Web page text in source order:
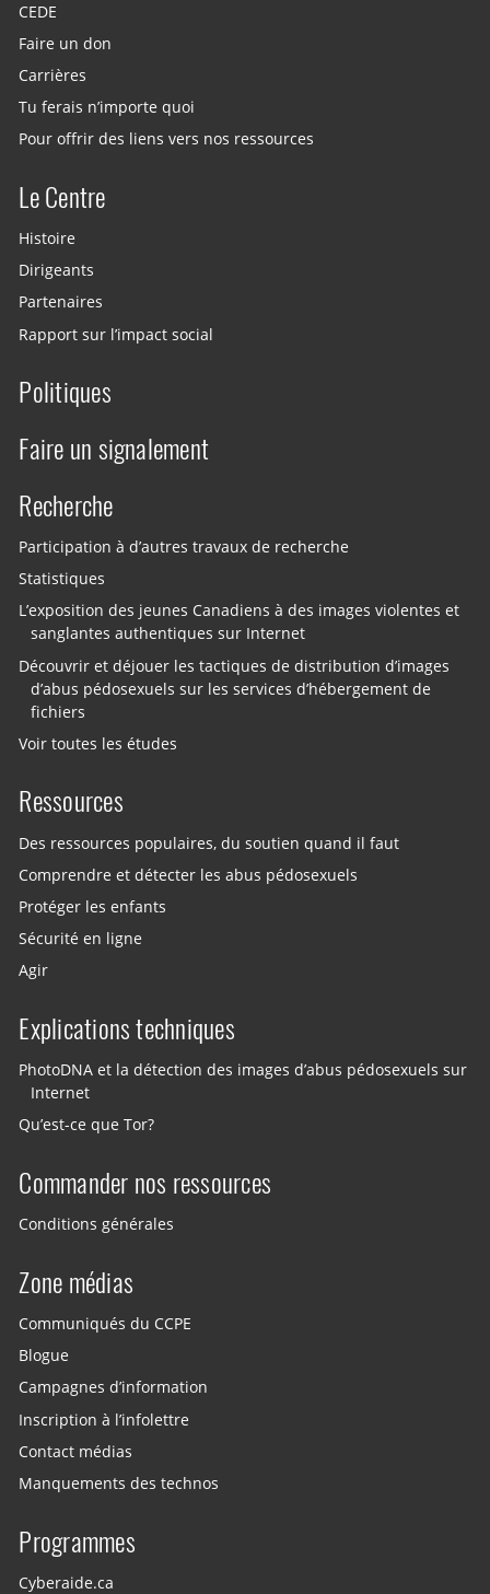
CEDE
Faire un don
Carrières
Tu ferais n’importe quoi
Pour offrir des liens vers nos ressources
Le Centre
Histoire
Dirigeants
Partenaires
Rapport sur l’impact social
Politiques
Faire un signalement
Recherche
Participation à d’autres travaux de recherche
Statistiques
L’exposition des jeunes Canadiens à des images violentes et
sanglantes authentiques sur Internet
Découvrir et déjouer les tactiques de distribution d’images
d’abus pédosexuels sur les services d’hébergement de
fichiers
Voir toutes les études
Ressources
Des ressources populaires, du soutien quand il faut
Comprendre et détecter les abus pédosexuels
Protéger les enfants
Sécurité en ligne
Agir
Explications techniques
PhotoDNA et la détection des images d’abus pédosexuels sur
Internet
Qu’est-ce que Tor?
Commander nos ressources
Conditions générales
Zone médias
Communiqués du CCPE
Blogue
Campagnes d’information
Inscription à l’infolettre
Contact médias
Manquements des technos
Programmes
Cyberaide.ca